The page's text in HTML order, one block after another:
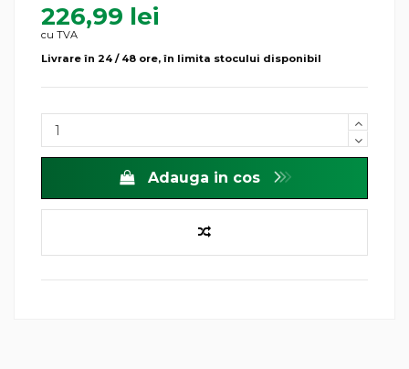
226,99 lei
cu TVA
Livrare în 24 / 48 ore, în limita stocului disponibil
Adauga in cos